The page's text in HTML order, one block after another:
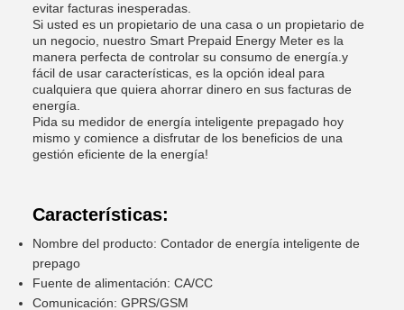
evitar facturas inesperadas.
Si usted es un propietario de una casa o un propietario de
un negocio, nuestro Smart Prepaid Energy Meter es la
manera perfecta de controlar su consumo de energía.y
fácil de usar características, es la opción ideal para
cualquiera que quiera ahorrar dinero en sus facturas de
energía.
Pida su medidor de energía inteligente prepagado hoy
mismo y comience a disfrutar de los beneficios de una
gestión eficiente de la energía!
Características:
Nombre del producto: Contador de energía inteligente de
prepago
Fuente de alimentación: CA/CC
Comunicación: GPRS/GSM